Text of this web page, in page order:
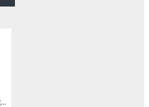
Grill DUPLEX Edelstahl (2024) - SE